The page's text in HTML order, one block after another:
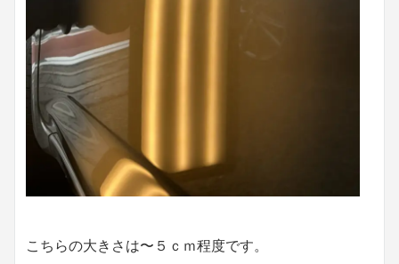
こちらの大きさは〜５ｃｍ程度です。